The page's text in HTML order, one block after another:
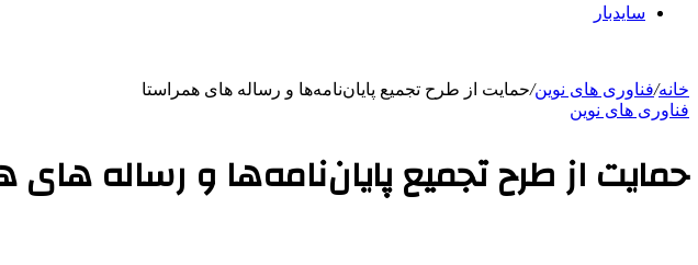
سایدبار
خانه/فناوری های نوین/حمایت از طرح تجمیع پایان‌نامه‌ها و رساله های همراستا
فناوری های نوین
حمایت از طرح تجمیع پایان‌نامه‌ها و رساله های